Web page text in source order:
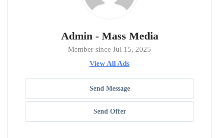
Admin - Mass Media
Member since Jul 15, 2025
View All Ads
Send Message
Send Offer